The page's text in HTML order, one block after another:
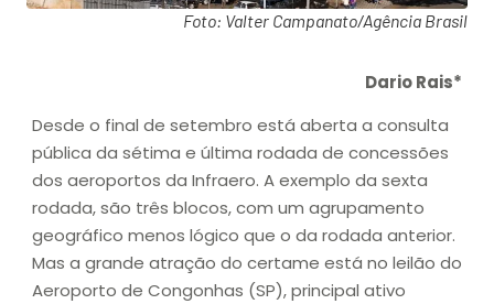
Foto: Valter Campanato/Agência Brasil
Dario Rais*
Desde o final de setembro está aberta a consulta
pública da sétima e última rodada de concessões
dos aeroportos da Infraero. A exemplo da sexta
rodada, são três blocos, com um agrupamento
geográfico menos lógico que o da rodada anterior.
Mas a grande atração do certame está no leilão do
Aeroporto de Congonhas (SP), principal ativo